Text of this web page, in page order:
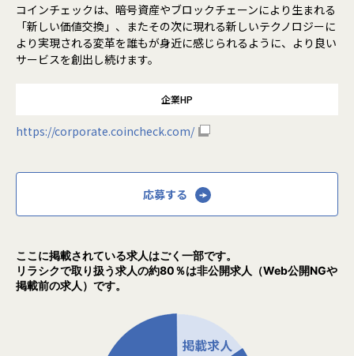
コインチェックは、暗号資産やブロックチェーンにより生まれる
「新しい価値交換」、またその次に現れる新しいテクノロジーに
より実現される変革を誰もが身近に感じられるように、より良い
サービスを創出し続けます。
企業HP
https://corporate.coincheck.com/
応募する
ここに掲載されている求人はごく一部です。
リラシクで取り扱う求人の約80％は非公開求人（Web公開NGや
掲載前の求人）です。